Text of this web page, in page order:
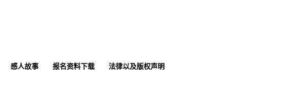
感人故事 报名资料下载 法律以及版权声明